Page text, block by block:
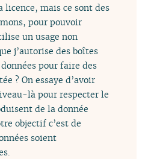
licence, mais ce sont des
pour pouvoir
un usage non
j’autorise des boîtes
pour faire des
? On essaye d’avoir
là pour respecter le
de la donnée
objectif c’est de
soient